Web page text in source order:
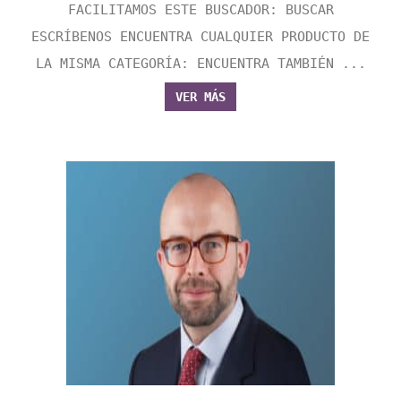
FACILITAMOS ESTE BUSCADOR: BUSCAR
ESCRÍBENOS ENCUENTRA CUALQUIER PRODUCTO DE
LA MISMA CATEGORÍA: ENCUENTRA TAMBIÉN ...
VER MÁS